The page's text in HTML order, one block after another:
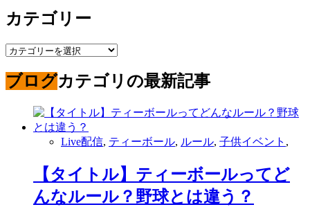
カテゴリー
カ
ゴ
リ
ブログカテゴリの最新記事
Live配信, ティーボール, ルール, 子供イベント ,
【タイトル】ティーボールってど
んなルール？野球とは違う？